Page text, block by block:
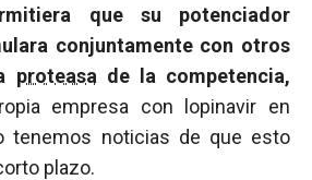
que su potenciador
conjuntamente con otros
proteasa de la competencia,
empresa con lopinavir en
tenemos noticias de que esto
plazo.